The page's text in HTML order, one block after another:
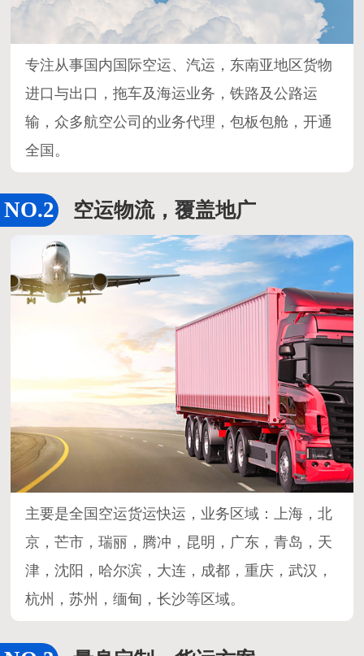
专注从事国内国际空运、汽运，东南亚地区货物
进口与出口，拖车及海运业务，铁路及公路运
输，众多航空公司的业务代理，包板包舱，开通
全国。
空运物流，覆盖地广
主要是全国空运货运快运，业务区域：上海，北
京，芒市，瑞丽，腾冲，昆明，广东，青岛，天
津，沈阳，哈尔滨，大连，成都，重庆，武汉，
杭州，苏州，缅甸，长沙等区域。